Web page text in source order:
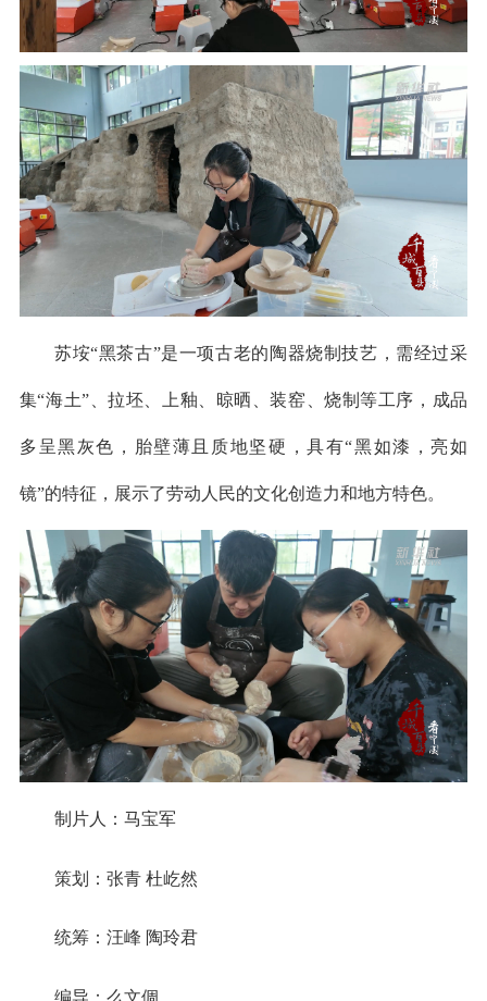
苏垵“黑茶古”是一项古老的陶器烧制技艺，需经过采
集“海土”、拉坯、上釉、晾晒、装窑、烧制等工序，成品
多呈黑灰色，胎壁薄且质地坚硬，具有“黑如漆，亮如
镜”的特征，展示了劳动人民的文化创造力和地方特色。
制片人：马宝军
策划：张青 杜屹然
统筹：汪峰 陶玲君